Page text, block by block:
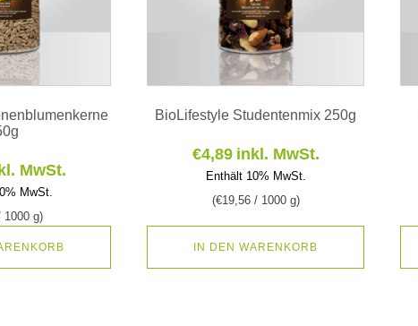
MwSt.
MwSt.
1000 g)
BioLifestyle Studentenmix 250g
€4,89 inkl. MwSt.
Enthält 10% MwSt.
(€19,56/ 1000 g)
IN DEN WARENKORB